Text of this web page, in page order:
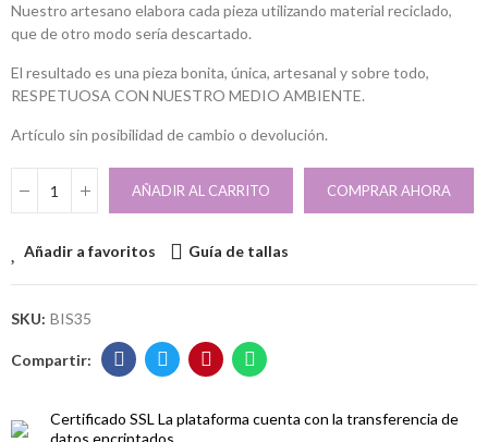
Nuestro artesano elabora cada pieza utilizando material reciclado,
que de otro modo sería descartado.
El resultado es una pieza bonita, única, artesanal y sobre todo,
RESPETUOSA CON NUESTRO MEDIO AMBIENTE.
Artículo sin posibilidad de cambio o devolución.
AÑADIR AL CARRITO COMPRAR AHORA
Añadir a favoritos Guía de tallas
SKU: BIS35
Certificado SSL La plataforma cuenta con la transferencia de
datos encriptados.